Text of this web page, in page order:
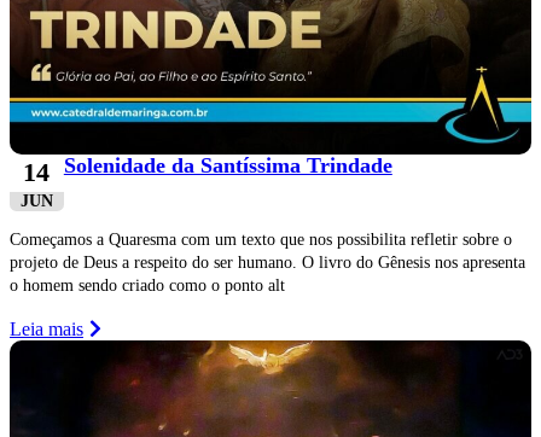
14
JUN
Solenidade da Santíssima Trindade
Começamos a Quaresma com um texto que nos possibilita refletir sobre o
projeto de Deus a respeito do ser humano. O livro do Gênesis nos apresenta
o homem sendo criado como o ponto alt
Leia mais